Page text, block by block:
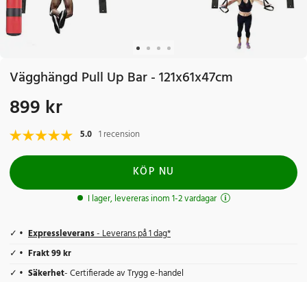
Vägghängd Pull Up Bar - 121x61x47cm
Pris:899 kr
899 kr
5.0 1 recension
KÖP NU
I lager, levereras inom 1-2 vardagar
Expressleverans- Leverans på 1 dag*
Frakt 99 kr
Säkerhet- Certifierade av Trygg e-handel